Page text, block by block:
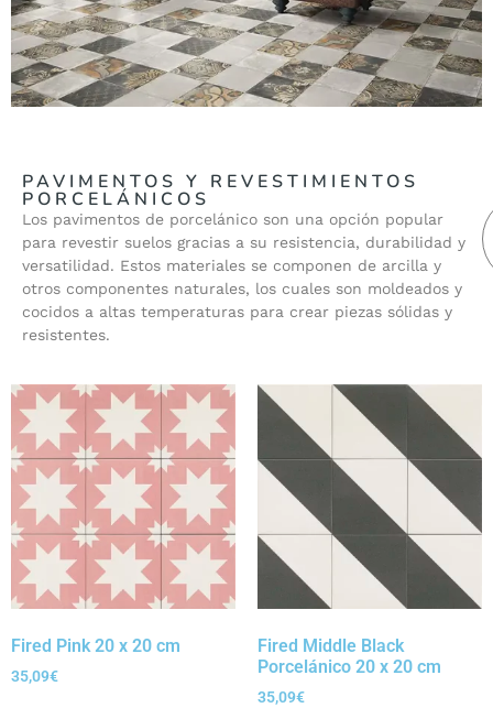
PAVIMENTOS Y REVESTIMIENTOS
PORCELÁNICOS
Los pavimentos de porcelánico son una opción popular
para revestir suelos gracias a su resistencia, durabilidad y
versatilidad. Estos materiales se componen de arcilla y
otros componentes naturales, los cuales son moldeados y
cocidos a altas temperaturas para crear piezas sólidas y
resistentes.
Fired Pink 20 x 20 cm
35,09€
Fired Middle Black
Porcelánico 20 x 20 cm
35,09€